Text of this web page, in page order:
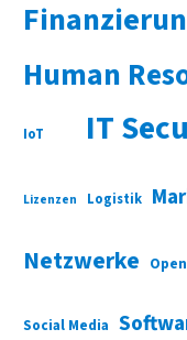
Human
IoT IT
Lizenzen Logistik
Netzwerke
Social Media